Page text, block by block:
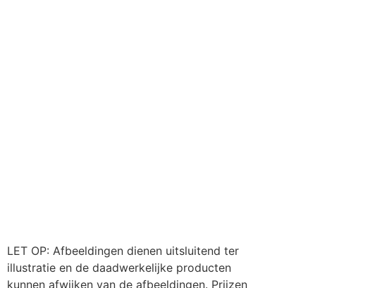
LET OP: Afbeeldingen dienen uitsluitend ter
illustratie en de daadwerkelijke producten
kunnen afwijken van de afbeeldingen. Prijzen